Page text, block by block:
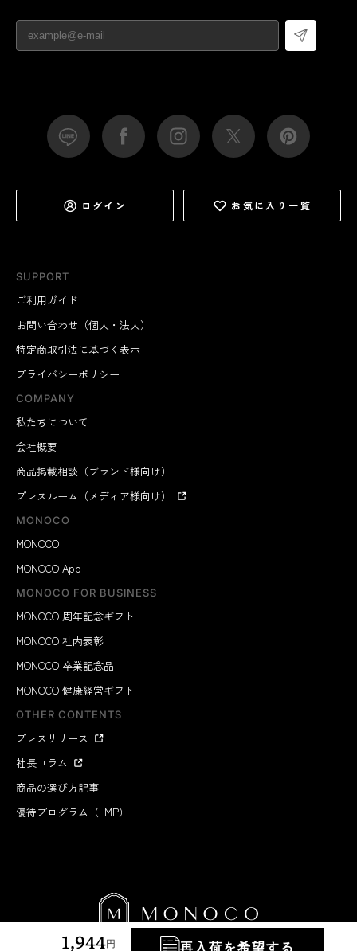
1,944円 再入荷を希望する
SUPPORT
ご利用ガイド
お問い合わせ（個人・法人）
特定商取引法に基づく表示
プライバシーポリシー
COMPANY
私たちについて
会社概要
商品掲載相談（ブランド様向け）
プレスルーム（メディア様向け）
MONOCO
MONOCO
MONOCO App
MONOCO FOR BUSINESS
MONOCO 周年記念ギフト
MONOCO 社内表彰
MONOCO 卒業記念品
MONOCO 健康経営ギフト
OTHER CONTENTS
プレスリリース
社長コラム
商品の選び方記事
優待プログラム（LMP）
ログイン お気に入り一覧